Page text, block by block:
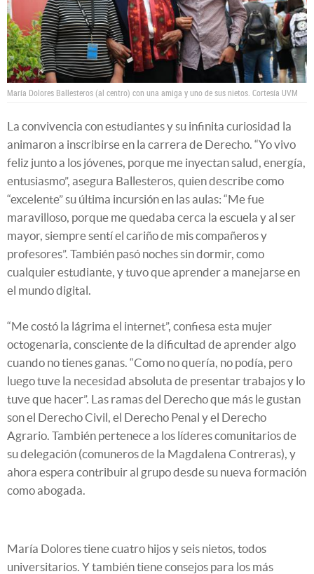
María Dolores Ballesteros (al centro) con una amiga y uno de sus nietos. Cortesía UVM
La convivencia con estudiantes y su infinita curiosidad la
animaron a inscribirse en la carrera de Derecho. “Yo vivo
feliz junto a los jóvenes, porque me inyectan salud, energía,
entusiasmo”, asegura Ballesteros, quien describe como
“excelente” su última incursión en las aulas: “Me fue
maravilloso, porque me quedaba cerca la escuela y al ser
mayor, siempre sentí el cariño de mis compañeros y
profesores”. También pasó noches sin dormir, como
cualquier estudiante, y tuvo que aprender a manejarse en
el mundo digital.
“Me costó la lágrima el internet”, confiesa esta mujer
octogenaria, consciente de la dificultad de aprender algo
cuando no tienes ganas. “Como no quería, no podía, pero
luego tuve la necesidad absoluta de presentar trabajos y lo
tuve que hacer”. Las ramas del Derecho que más le gustan
son el Derecho Civil, el Derecho Penal y el Derecho
Agrario. También pertenece a los líderes comunitarios de
su delegación (comuneros de la Magdalena Contreras), y
ahora espera contribuir al grupo desde su nueva formación
como abogada.
María Dolores tiene cuatro hijos y seis nietos, todos
universitarios. Y también tiene consejos para los más